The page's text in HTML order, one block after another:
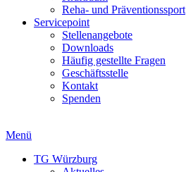
Reha- und Präventionssport
Servicepoint
Stellenangebote
Downloads
Häufig gestellte Fragen
Geschäftsstelle
Kontakt
Spenden
Menü
TG Würzburg